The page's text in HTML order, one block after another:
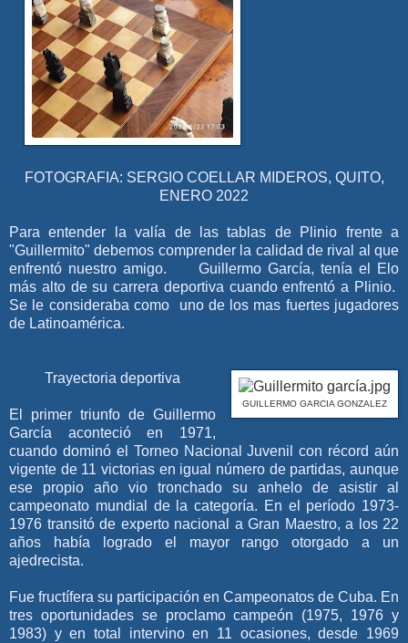
FOTOGRAFIA: SERGIO COELLAR MIDEROS, QUITO,
ENERO 2022
Para entender la valía de las tablas de Plinio frente a
"Guillermito" debemos comprender la calidad de rival al que
enfrentó nuestro amigo.
Guillermo García, tenía el Elo
más alto de su carrera deportiva cuando enfrentó a Plinio.
Se le consideraba como uno de los mas fuertes jugadores
de Latinoamérica.
GUILLERMO GARCIA GONZALEZ
Trayectoria deportiva
El primer triunfo de Guillermo
García aconteció en 1971,
cuando dominó el Torneo Nacional Juvenil con récord aún
vigente de 11 victorias en igual número de partidas, aunque
ese propio año vio tronchado su anhelo de asistir al
campeonato mundial de la categoría. En el período 1973-
1976 transitó de experto nacional a Gran Maestro, a los 22
años había logrado el mayor rango otorgado a un
ajedrecista.
Fue fructífera su participación en Campeonatos de Cuba. En
tres oportunidades se proclamo campeón (1975, 1976 y
1983) y en total intervino en 11 ocasiones, desde 1969